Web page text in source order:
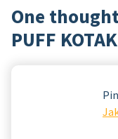
One
PUFF